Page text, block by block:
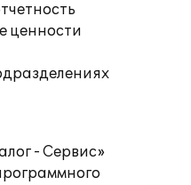
ценности
- Сервис»